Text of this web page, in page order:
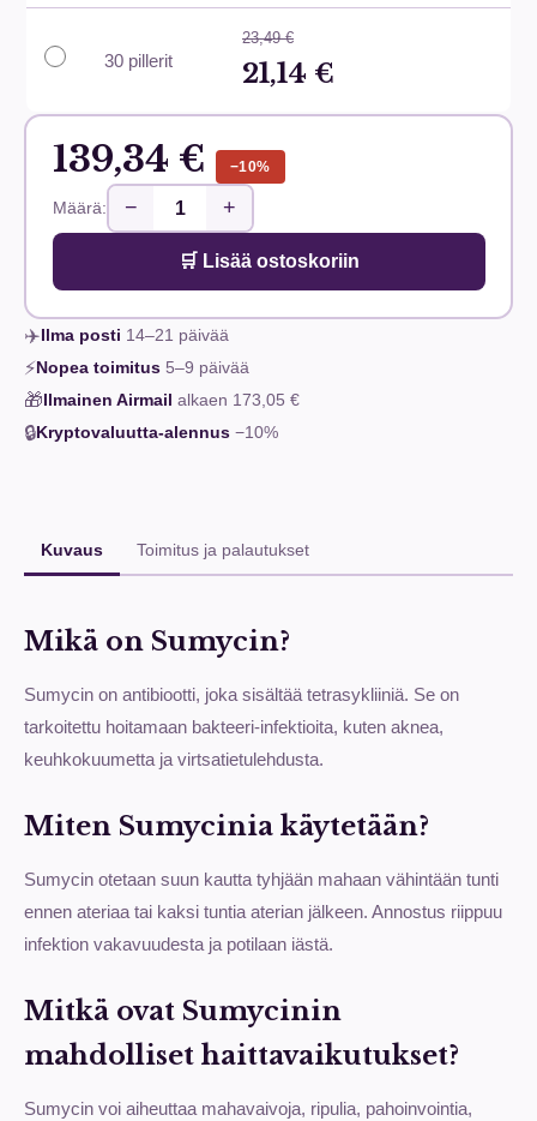
30 pillerit
23,49 €
21,14 €
139,34 € −10%
Määrä: − +
🛒 Lisää ostoskoriin
✈️Ilma posti 14–21 päivää
⚡Nopea toimitus 5–9 päivää
🎁Ilmainen Airmail alkaen 173,05 €
🔒Kryptovaluutta-alennus −10%
Kuvaus Toimitus ja palautukset
Mikä on Sumycin?
Sumycin on antibiootti, joka sisältää tetrasykliiniä. Se on
tarkoitettu hoitamaan bakteeri-infektioita, kuten aknea,
keuhkokuumetta ja virtsatietulehdusta.
Miten Sumycinia käytetään?
Sumycin otetaan suun kautta tyhjään mahaan vähintään tunti
ennen ateriaa tai kaksi tuntia aterian jälkeen. Annostus riippuu
infektion vakavuudesta ja potilaan iästä.
Mitkä ovat Sumycinin
mahdolliset haittavaikutukset?
Sumycin voi aiheuttaa mahavaivoja, ripulia, pahoinvointia,